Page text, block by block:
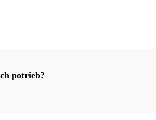
potrieb?